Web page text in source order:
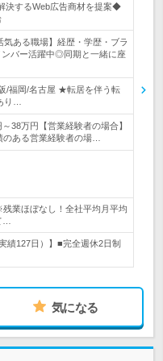
決するWeb広告商材を提案◆
気ある職場】経歴・学歴・ブラ
バー活躍中◎同期と一緒に座
/福岡/名古屋 ★転居を伴う転
り…
38万円【営業経験者の場合】
のある営業経験者の場…
業ほぼなし！全社平均月平均
…
績127日）】■完全週休2日制
気になる